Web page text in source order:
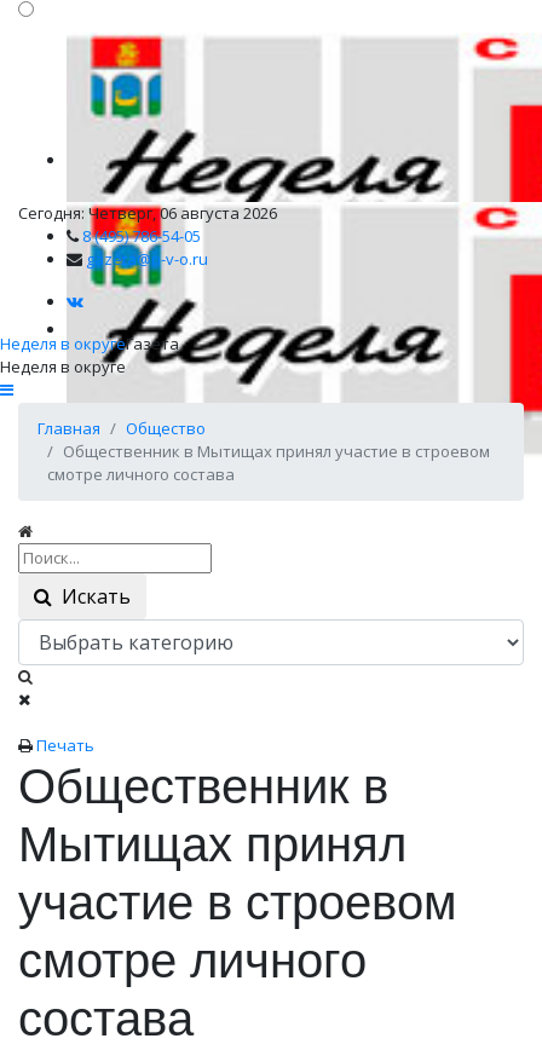
Сегодня: Четверг, 06 августа 2026
8 (495) 786-54-05
gazeta@n-v-o.ru
Неделя в округеГазета
Неделя в округе
Главная
Общество
Общественник в Мытищах принял участие в строевом
смотре личного состава
Искать
Печать
Общественник в
Мытищах принял
участие в строевом
смотре личного
состава